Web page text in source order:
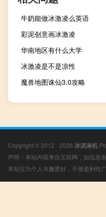
牛奶能做冰激凌么英语
彩泥创意画冰激凌
华南地区有什么大学
冰激凌是不是凉性
魔兽地图诛仙3.0攻略
Copyright © 2012 - 2026 冰淇淋机
声明：本站内容来自互联网，如信息
本站仅为个人兴趣爱好，不接盈利性